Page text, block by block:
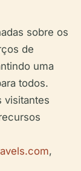
sobre os
de
uma
todos.
visitantes
,